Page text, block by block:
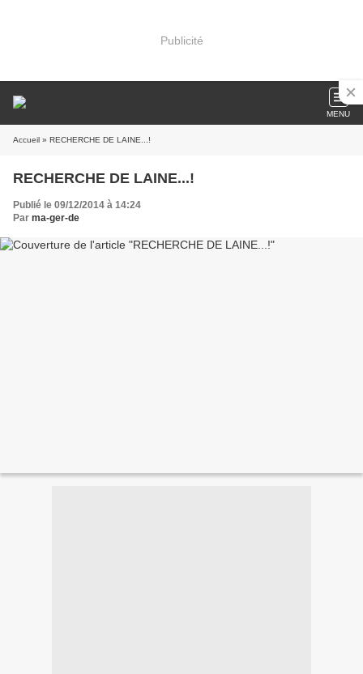
Publicité
MENU
Accueil » RECHERCHE DE LAINE...!
RECHERCHE DE LAINE...!
Publié le 09/12/2014 à 14:24
Par ma-ger-de